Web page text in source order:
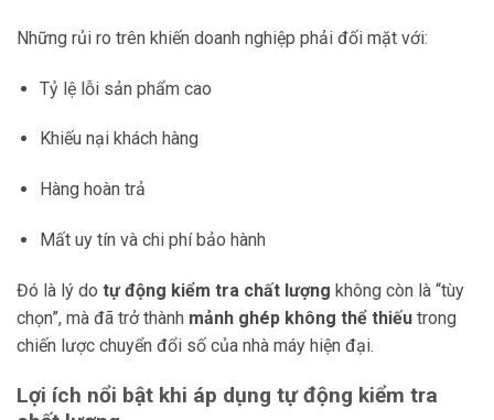
Những rủi ro trên khiến doanh nghiệp phải đối mặt với:
Tỷ lệ lỗi sản phẩm cao
Khiếu nại khách hàng
Hàng hoàn trả
Mất uy tín và chi phí bảo hành
Đó là lý do tự động kiểm tra chất lượng không còn là “tùy
chọn”, mà đã trở thành mảnh ghép không thể thiếu trong
chiến lược chuyển đổi số của nhà máy hiện đại.
Lợi ích nổi bật khi áp dụng tự động kiểm tra